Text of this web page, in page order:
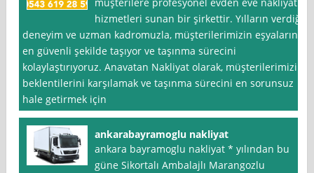
hizmetleri sunan bir şirkettir. Yılların verdiği
deneyim ve uzman kadromuzla, müşterilerimizin eşyalarını
en güvenli şekilde taşıyor ve taşınma sürecini
kolaylaştırıyoruz. Anavatan Nakliyat olarak, müşterilerimizin
beklentilerini karşılamak ve taşınma sürecini en sorunsuz
hale getirmek için
ankarabayramoglu nakliyat
ankara bayramoglu nakliyat * yılından bu
güne Sikortalı Ambalajlı Marangozlu